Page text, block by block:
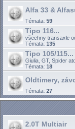
Alfa 33 &
Témata: 59
Tipo 116...
všechny transaxle
Témata: 135
Tipo 105/115...
Giulia, GT, Spider
Témata: 18
Oldtimery,
Témata: 27
2.0T Multiair